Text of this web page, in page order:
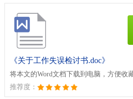
《关于工作失误检讨书.doc》
将本文的Word文档下载到电脑，方便收
推荐度：